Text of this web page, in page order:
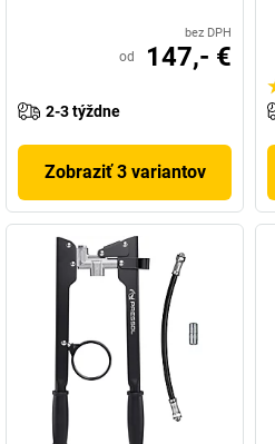
bez DPH
od 147,- €
2-3 týždne
Zobraziť 3 variantov